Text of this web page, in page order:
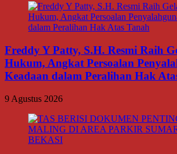
Freddy Y Patty, S.H. Resmi Raih
Hukum, Angkat Persoalan
Keadaan dalam Peralihan Hak
9 Agustus 2026